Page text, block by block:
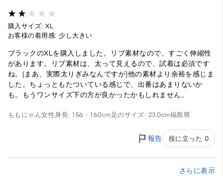
購入サイズ: XL
お客様の着用感: 少し大きい
ブラックのXLを購入しました。リブ素材なので、すごく伸縮性
があります。リブ素材は、太って見えるので、試着は必須です
ね。(まあ、実際太りぎみなんですが)他の素材より余裕を感じま
した。ちょっともたついている感じで、出番はあまりないか
も。もうワンサイズ下の方が良かったかもしれません。
ももにゃん女性身長: 156 - 160cm足のサイズ: 23.0cm福島県
報告 役に立った 0
さらに表示